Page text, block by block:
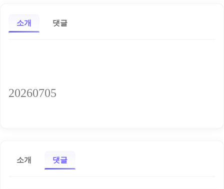
소개 댓글
20260705
소개 댓글